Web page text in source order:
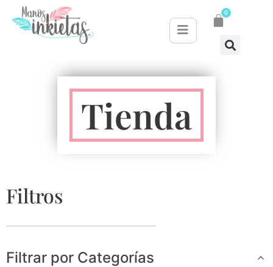
0
Tienda
Filtros
Filtrar por Categorías